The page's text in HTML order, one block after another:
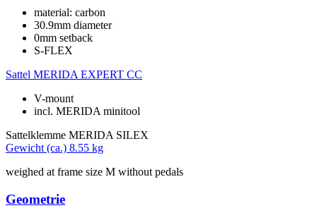
material: carbon
30.9mm diameter
0mm setback
S-FLEX
Sattel MERIDA EXPERT CC
V-mount
incl. MERIDA minitool
Sattelklemme MERIDA SILEX
Gewicht (ca.) 8.55 kg
weighed at frame size M without pedals
Geometrie